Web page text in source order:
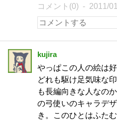
コメント(0) 2011/
kujira
やっぱこの人の絵は
どれも駆け足気味な
も長編向きな人なの
の弓使いのキャラデ
き。このひとはふた